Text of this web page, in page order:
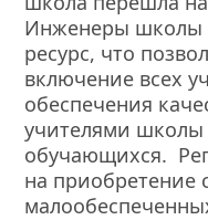
Инженеры школы
ресурс, что
включение всех
обеспечения
учителями школы
обучающихся.
на приобретение